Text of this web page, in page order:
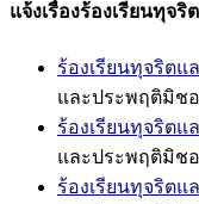
แจ้งเรื่องร้องเรียนทุจริต
ร้องเรียนทุจริต
และประพฤติมิช
ร้องเรียนทุจริต
และประพฤติมิช
ร้องเรียนทุจริต